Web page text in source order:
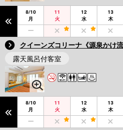
8/10
月
11
火
12
水
13
木
クイーンズコリーナ《源泉かけ
露天風呂付客室
8/10
月
11
火
12
水
13
木